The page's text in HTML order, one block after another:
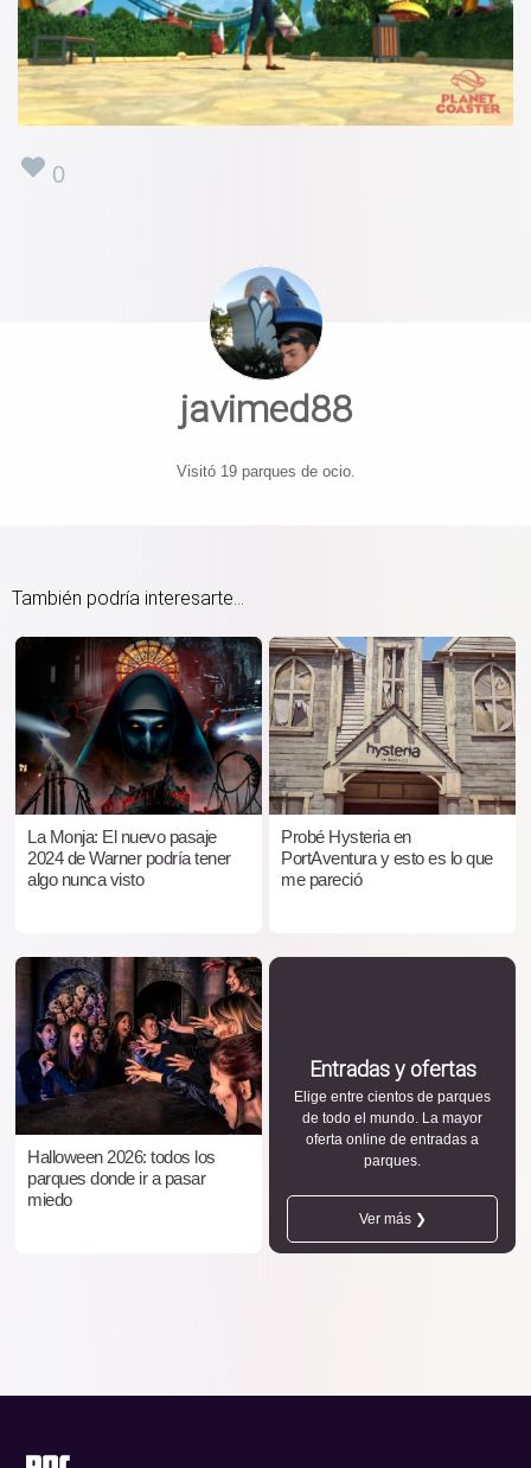
0
javimed88
Visitó 19 parques de ocio.
También podría interesarte...
La Monja: El nuevo pasaje
2024 de Warner podría tener
algo nunca visto
Probé Hysteria en
PortAventura y esto es lo que
me pareció
Halloween 2026: todos los
parques donde ir a pasar
miedo
Entradas y ofertas
Elige entre cientos de parques
de todo el mundo. La mayor
oferta online de entradas a
parques.
Ver más ❯